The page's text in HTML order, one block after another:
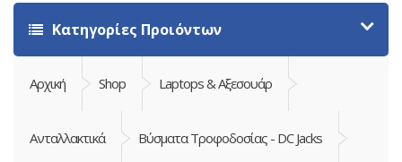
Κατηγορίες Προιόντων
Αρχική Shop Laptops & Αξεσουάρ
Ανταλλακτικά Βύσματα Τροφοδοσίας - DC Jacks